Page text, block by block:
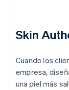
Skin
Cuando los
empresa,
una piel más